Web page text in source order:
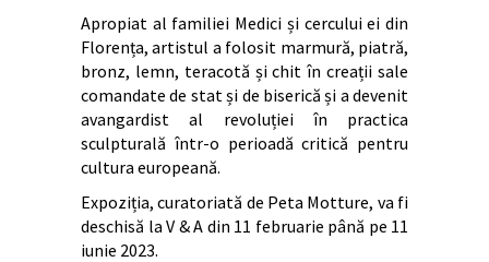
Apropiat al familiei Medici și cercului ei din
Florența, artistul a folosit marmură, piatră,
bronz, lemn, teracotă și chit în creații sale
comandate de stat și de biserică și a devenit
avangardist al revoluției în practica
sculpturală într-o perioadă critică pentru
cultura europeană.
Expoziția, curatoriată de Peta Motture, va fi
deschisă la V & A din 11 februarie până pe 11
iunie 2023.